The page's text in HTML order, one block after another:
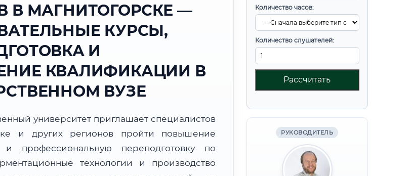
Количество часов:
Количество слушателей:
Рассчитать
РУКОВОДИТЕЛЬ
В МАГНИТОГОРСКЕ —
КУРСЫ,
И
КВАЛИФИКАЦИИ В
ВУЗЕ
университет приглашает специалистов
и других регионов пройти повышение
и профессиональную переподготовку по
технологии и производство